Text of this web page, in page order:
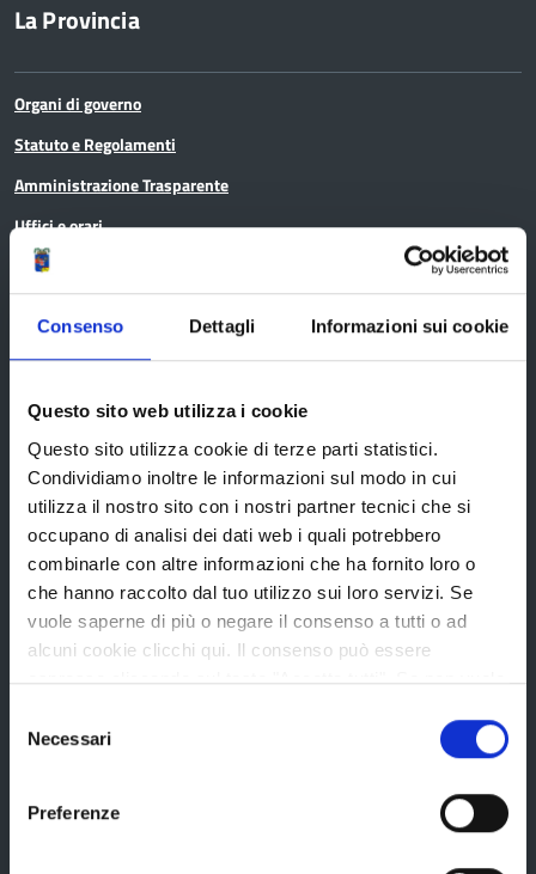
Consenso Dettagli Informazioni sui cookie
Questo sito web utilizza i cookie
Questo sito utilizza cookie di terze parti statistici.
Condividiamo inoltre le informazioni sul modo in cui
utilizza il nostro sito con i nostri partner tecnici che si
occupano di analisi dei dati web i quali potrebbero
combinarle con altre informazioni che ha fornito loro o
che hanno raccolto dal tuo utilizzo sui loro servizi. Se
vuole saperne di più o negare il consenso a tutti o ad
alcuni cookie clicchi qui. Il consenso può essere
espresso cliccando sul tasto "Accetta tutti". Se non vuole
tasto "Rifiuta".
delNecessari
Preferenze
La Provincia
Organi di governo
Statuto e Regolamenti
Amministrazione Trasparente
Uffici e orari
Storia della Provincia
Bandi e avvisi
Bandi di gara
Avvisi pubblici
Concorsi e selezioni
In scadenza
Aree tematiche